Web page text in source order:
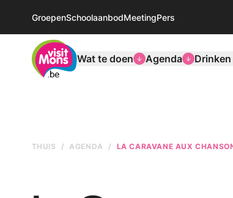
GroepenSchoolaanbodMeetingPers
VisitMons Logo
Wat te doen
Agenda Drinken
THUIS AGENDA LA CARAVANE AUX